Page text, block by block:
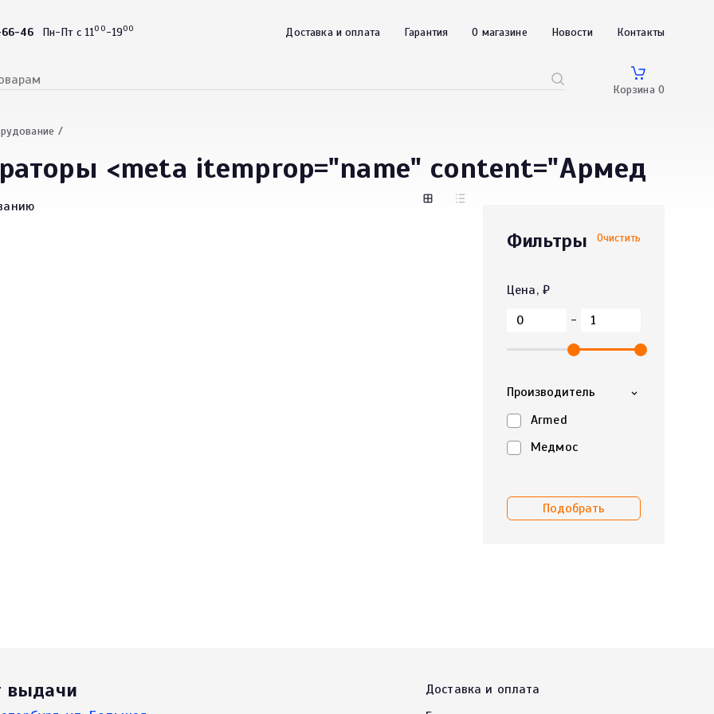
46 Пн-Пт с 1100-1900 Доставка и оплата Гарантия О магазине Новости Контакты
Корзина 0
<meta itemprop="name" content="Армед
Фильтры Очистить
Цена, ₽
-
Производитель
Armed
Медмос
выдачи
Доставка и оплата